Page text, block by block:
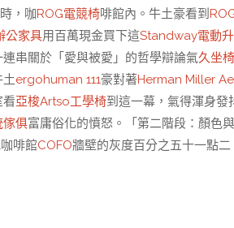
，咖ROG電競椅啡館內。牛土豪看到
公家具用百萬現金買下這Standway電動
串關於「愛與被愛」的哲學辯論氣久坐
土ergohuman 111豪對著Herman Miller
看亞梭Artso工學椅到這一幕，氣得渾身發
傢俱富庸俗化的憤怒。「第二階段：顏色
啡館COFO牆壁的灰度百分之五十一點二